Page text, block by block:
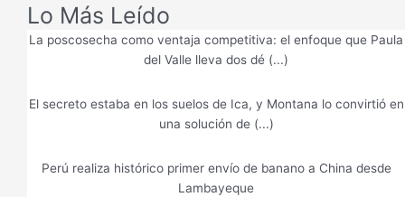
Lo Más Leído
La poscosecha como ventaja competitiva: el enfoque que Paula
del Valle lleva dos dé (...)
El secreto estaba en los suelos de Ica, y Montana lo convirtió en
una solución de (...)
Perú realiza histórico primer envío de banano a China desde
Lambayeque